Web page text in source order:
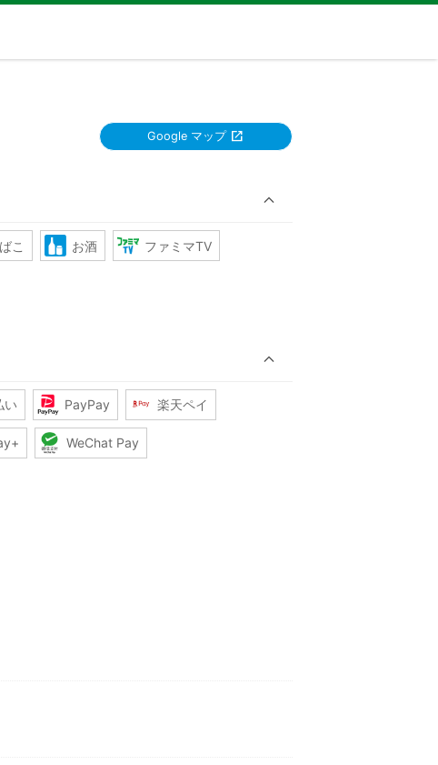
Google マップ
こ お酒 ファミマTV
い PayPay 楽天ペイ
WeChat Pay